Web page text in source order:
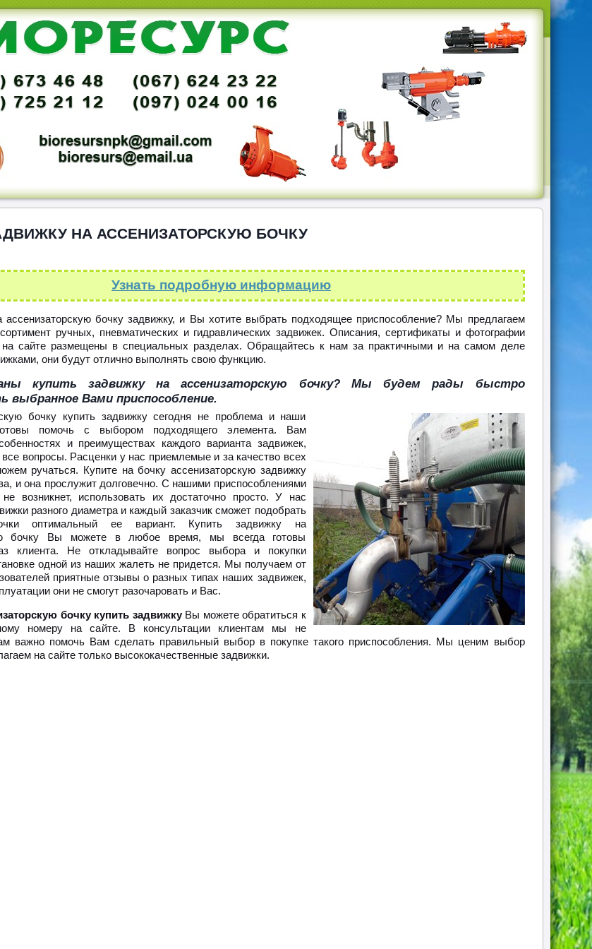
НА АССЕНИЗАТОРСКУЮ БОЧКУ
Узнать подробную информацию
ассенизаторскую бочку задвижку, и Вы хотите выбрать подходящее приспособление? Мы предлагаем
ручных, пневматических и гидравлических задвижек. Описания, сертификаты и фотографии
на сайте размещены в специальных разделах. Обращайтесь к нам за практичными и на самом деле
они будут отлично выполнять свою функцию.
купить задвижку на ассенизаторскую бочку? Мы будем рады быстро
выбранное Вами приспособление.
бочку купить задвижку сегодня не проблема и наши
помочь с выбором подходящего элемента. Вам
и преимуществах каждого варианта задвижек,
вопросы. Расценки у нас приемлемые и за качество всех
ручаться. Купите на бочку ассенизаторскую задвижку
и она прослужит долговечно. С нашими приспособлениями
возникнет, использовать их достаточно просто. У нас
разного диаметра и каждый заказчик сможет подобрать
оптимальный ее вариант. Купить задвижку на
бочку Вы можете в любое время, мы всегда готовы
клиента. Не откладывайте вопрос выбора и покупки
одной из наших жалеть не придется. Мы получаем от
приятные отзывы о разных типах наших задвижек,
они не смогут разочаровать и Вас.
бочку купить задвижкуВы можете обратиться к
номеру на сайте. В консультации клиентам мы не
важно помочь Вам сделать правильный выбор в покупке такого приспособления. Мы ценим выбор
на сайте только высококачественные задвижки.